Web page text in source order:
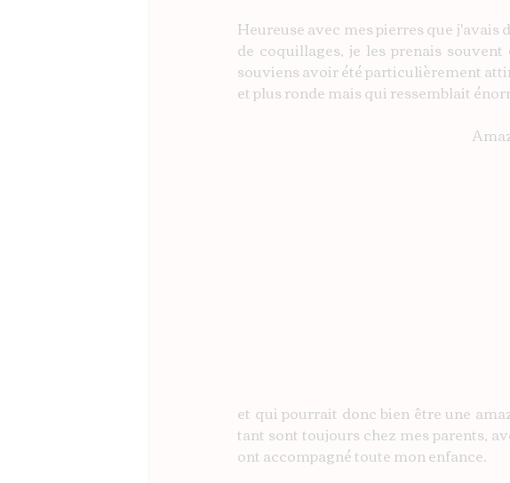
Heureuse avec mes pierres que
de coquillages, je les prenais
souviens avoir été particulièrement
et plus ronde mais qui ressemblait
et qui pourrait donc bien être une
tant sont toujours chez mes parents,
ont accompagné toute mon enfance.